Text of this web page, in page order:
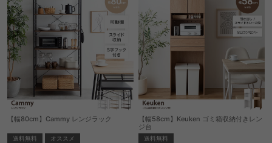
【幅80cm】Cammy レンジラック
送料無料 オススメ
【幅58cm】Keuken ゴミ箱収納付きレン
ジ台
送料無料